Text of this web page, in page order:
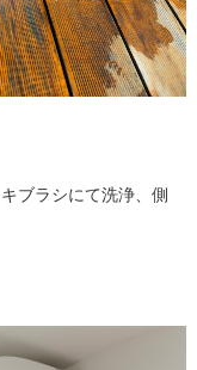
ブラシにて洗浄、側